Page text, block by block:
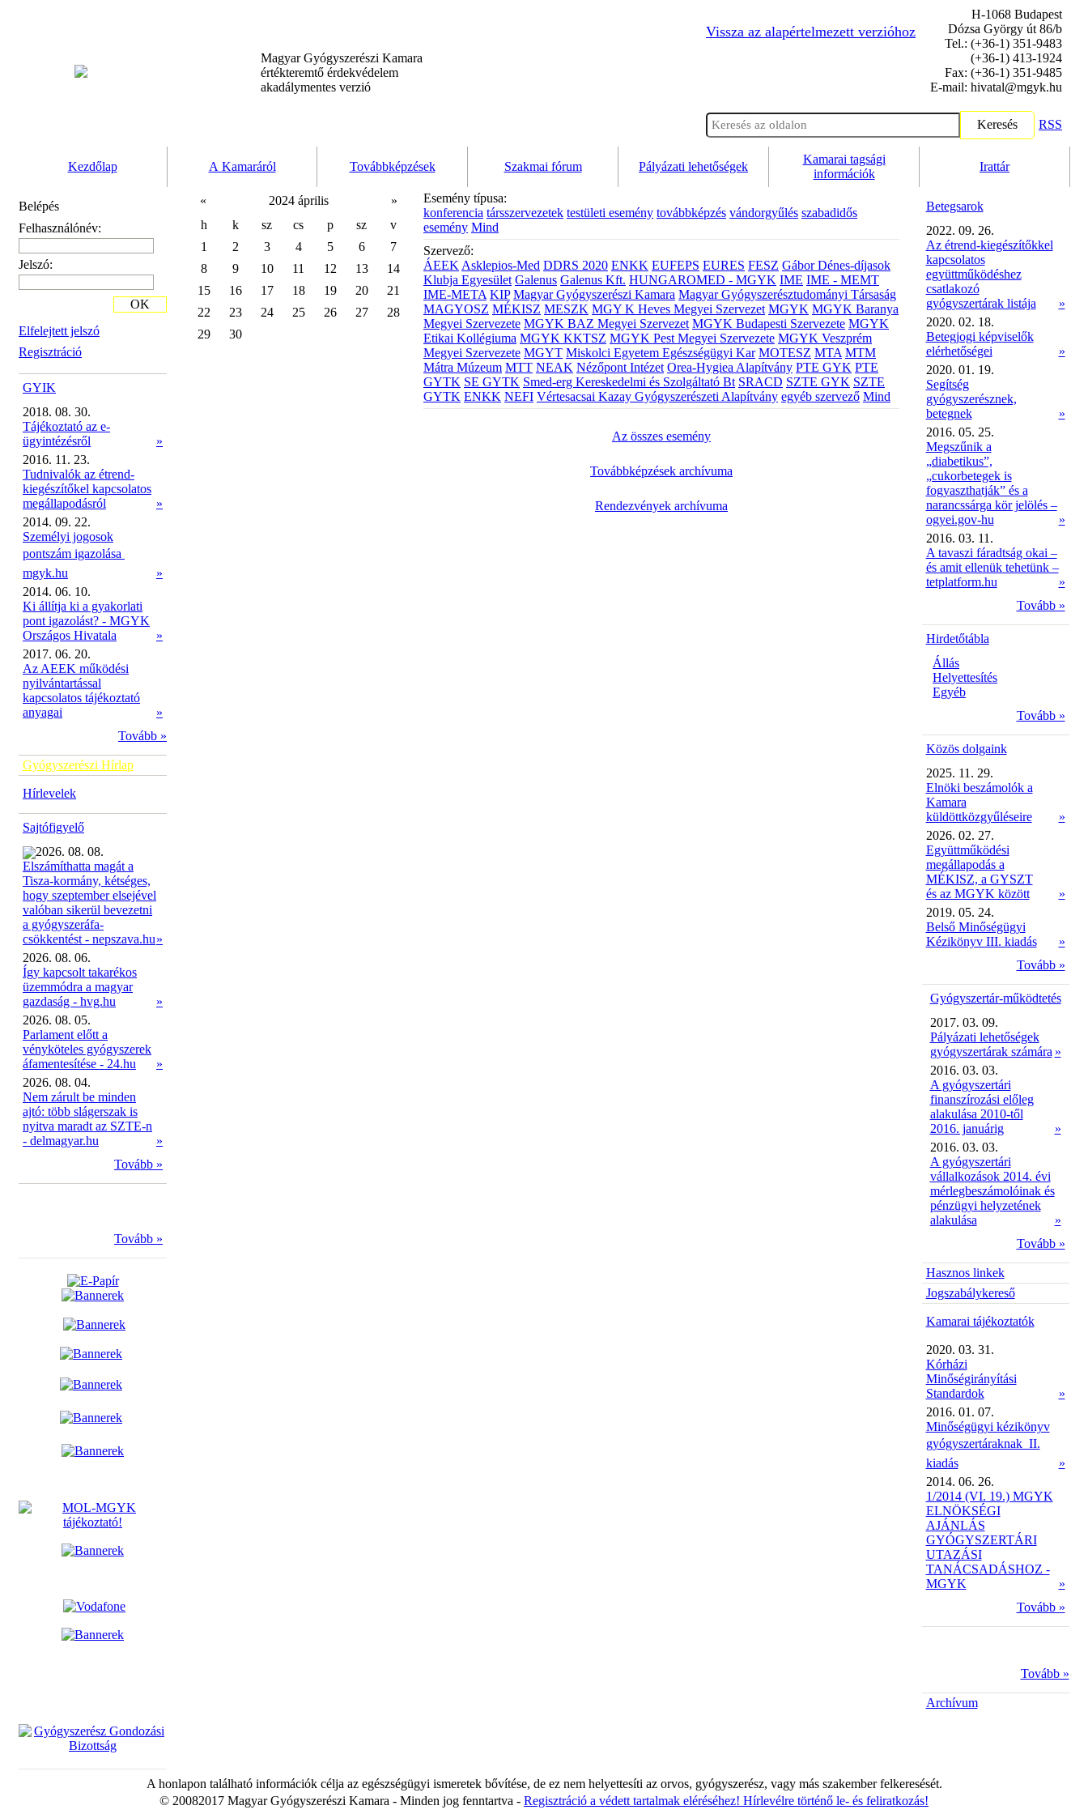
Magyar Gyógyszerészi Kamara
értékteremtő érdekvédelem
akadálymentes verzió
Vissza az alapértelmezett verzióhoz
H-1068 Budapest
Dózsa György út 86/b
Tel.: (+36-1) 351-9483
(+36-1) 413-1924
Fax: (+36-1) 351-9485
E-mail: hivatal@mgyk.hu
Keresés RSS
Kezdőlap A Kamaráról Továbbképzések Szakmai fórum Pályázati lehetőségek
Kamarai tagsági
információk
Irattár
Belépés
Felhasználónév:
Jelszó:
Elfelejtett jelszó
Regisztráció
OK
GYIK
2018. 08. 30.
Tájékoztató az e-
ügyintézésről
»
2016. 11. 23.
Tudnivalók az étrend-
kiegészítőkel kapcsolatos
megállapodásról
»
2014. 09. 22.
Személyi jogosok
pontszám igazolása 
mgyk.hu
»
2014. 06. 10.
Ki állítja ki a gyakorlati
pont igazolást? - MGYK
Országos Hivatala
»
2017. 06. 20.
Az AEEK működési
nyilvántartással
kapcsolatos tájékoztató
anyagai
»
Tovább »
Gyógyszerészi Hírlap
Hírlevelek
Sajtófigyelő
2026. 08. 08.
Elszámíthatta magát a
Tisza-kormány, kétséges,
hogy szeptember elsejével
valóban sikerül bevezetni
a gyógyszeráfa-
csökkentést - nepszava.hu»
2026. 08. 06.
Így kapcsolt takarékos
üzemmódra a magyar
gazdaság - hvg.hu
»
2026. 08. 05.
Parlament előtt a
vényköteles gyógyszerek
áfamentesítése - 24.hu
»
2026. 08. 04.
Nem zárult be minden
ajtó: több slágerszak is
nyitva maradt az SZTE-n
- delmagyar.hu
»
Tovább »
Tovább »
« 2024 április
»
h
k sz cs p sz
v
1
2 3 4 5 6
7
8
9 10 11 12 13
14
15
16 17 18 19 20
21
22
23 24 25 26 27
28
29
30
Esemény típusa:
konferencia társszervezetek testületi esemény továbbképzés vándorgyűlés szabadidős
esemény Mind
Szervező:
ÁEEK Asklepios-Med DDRS 2020 ENKK EUFEPS EURES FESZ Gábor Dénes-díjasok
Klubja Egyesület Galenus Galenus Kft. HUNGAROMED - MGYK IME IME - MEMT
IME-META KIP Magyar Gyógyszerészi Kamara Magyar Gyógyszerésztudományi Társaság
MAGYOSZ MÉKISZ MESZK MGY K Heves Megyei Szervezet MGYK MGYK Baranya
Megyei Szervezete MGYK BAZ Megyei Szervezet MGYK Budapesti Szervezete MGYK
Etikai Kollégiuma MGYK KKTSZ MGYK Pest Megyei Szervezete MGYK Veszprém
Megyei Szervezete MGYT Miskolci Egyetem Egészségügyi Kar MOTESZ MTA MTM
Mátra Múzeum MTT NEAK Nézőpont Intézet Orea-Hygiea Alapítvány PTE GYK PTE
GYTK SE GYTK Smed-erg Kereskedelmi és Szolgáltató Bt SRACD SZTE GYK SZTE
GYTK ENKK NEFI Vértesacsai Kazay Gyógyszerészeti Alapítvány egyéb szervező Mind
Az összes esemény
Továbbképzések archívuma
Rendezvények archívuma
Betegsarok
2022. 09. 26.
Az étrend-kiegészítőkkel
kapcsolatos
együttműködéshez
csatlakozó
gyógyszertárak listája
»
2020. 02. 18.
Betegjogi képviselők
elérhetőségei
»
2020. 01. 19.
Segítség
gyógyszerésznek,
betegnek
»
2016. 05. 25.
Megszűnik a
„diabetikus”,
„cukorbetegek is
fogyaszthatják” és a
narancssárga kör jelölés –
ogyei.gov-hu
»
2016. 03. 11.
A tavaszi fáradtság okai –
és amit ellenük tehetünk –
tetplatform.hu
»
Tovább »
Hirdetőtábla
Állás
Helyettesítés
Egyéb
Tovább »
Közös dolgaink
2025. 11. 29.
Elnöki beszámolók a
Kamara
küldöttközgyűléseire
»
2026. 02. 27.
Együttműködési
megállapodás a
MÉKISZ, a GYSZT
és az MGYK között
»
2019. 05. 24.
Belső Minőségügyi
Kézikönyv III. kiadás
»
Tovább »
Gyógyszertár-működtetés
2017. 03. 09.
Pályázati lehetőségek
gyógyszertárak számára »
2016. 03. 03.
A gyógyszertári
finanszírozási előleg
alakulása 2010-től
2016. januárig
»
2016. 03. 03.
A gyógyszertári
vállalkozások 2014. évi
mérlegbeszámolóinak és
pénzügyi helyzetének
alakulása
»
Tovább »
Hasznos linkek
Jogszabálykereső
Kamarai tájékoztatók
2020. 03. 31.
Kórházi
Minőségirányítási
Standardok
»
2016. 01. 07.
Minőségügyi kézikönyv
gyógyszertáraknak  II.
kiadás
»
2014. 06. 26.
1/2014 (VI. 19.) MGYK
ELNÖKSÉGI
AJÁNLÁS
GYÓGYSZERTÁRI
UTAZÁSI
TANÁCSADÁSHOZ -
MGYK
»
Tovább »
Tovább »
Archívum
A honlapon található információk célja az egészségügyi ismeretek bővítése, de ez nem helyettesíti az orvos, gyógyszerész, vagy más szakember felkeresését.
© 20082017 Magyar Gyógyszerészi Kamara - Minden jog fenntartva - Regisztráció a védett tartalmak eléréséhez! Hírlevélre történő le- és feliratkozás!